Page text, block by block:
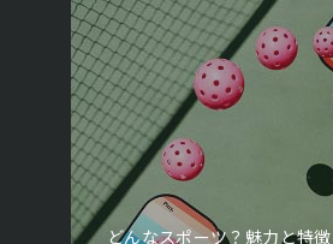
どんなスポーツ？魅力と特